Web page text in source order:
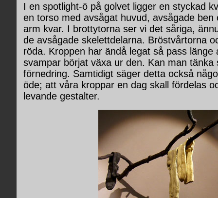
I en spotlight-ö på golvet ligger en styckad
en torso med avsågat huvud, avsågade ben
arm kvar. I brottytorna ser vi det såriga,
de avsågade skelettdelarna. Bröstvårtorna
röda. Kroppen har ändå legat så pass länge
svampar börjat växa ur den. Kan man tänka
förnedring. Samtidigt säger detta också
öde; att våra kroppar en dag skall fördelas
levande gestalter.